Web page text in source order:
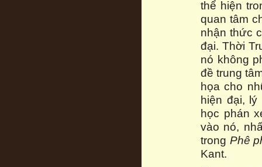
thể hiện
quan tâm
nhận thức
đại. Thời
nó không
đề trung
họa cho
hiện đại,
học phán
vào nó,
trong Phê
Kant.